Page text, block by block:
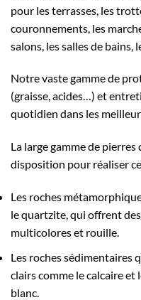
pour les terrasses, les
couronnements, les
salons, les salles de bains,
Notre vaste gamme de
(graisse, acides…) et
quotidien dans les
La large gamme de
disposition pour réaliser
Les roches
le quartzite, qui offrent
multicolores et rouille.
Les roches sédimentaires
clairs comme le calcaire et
blanc.